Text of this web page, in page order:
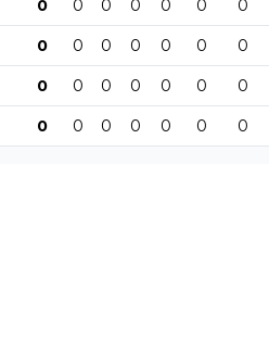
0 0 0 0 0 0 0
0 0 0 0 0 0 0
0 0 0 0 0 0 0
0 0 0 0 0 0 0